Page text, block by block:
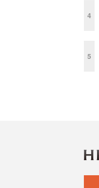
4
5